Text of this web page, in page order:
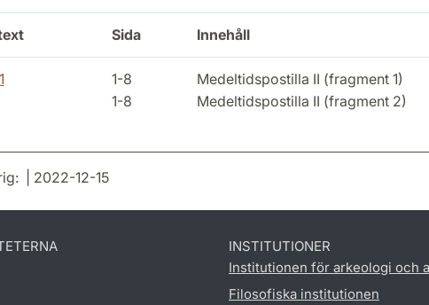
Sida Innehåll
1-8
1-8
Medeltidspostilla II (fragment 1)
Medeltidspostilla II (fragment 2)
| 2022-12-15
INSTITUTIONER
Institutionen för arkeologi och
Filosofiska institutionen